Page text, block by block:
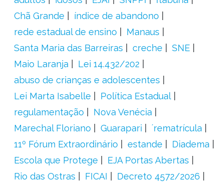
Chã Grande
índice de abandono
rede estadual de ensino
Manaus
Santa Maria das Barreiras
creche
SNE
Maio Laranja
Lei 14.432/202
abuso de crianças e adolescentes
Lei Marta Isabelle
Política Estadual
regulamentação
Nova Venécia
Marechal Floriano
Guarapari
´rematrícula
11º Fórum Extraordinário
estande
Diadema
Escola que Protege
EJA Portas Abertas
Rio das Ostras
FICAI
Decreto 4572/2026